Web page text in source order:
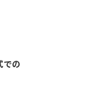
での